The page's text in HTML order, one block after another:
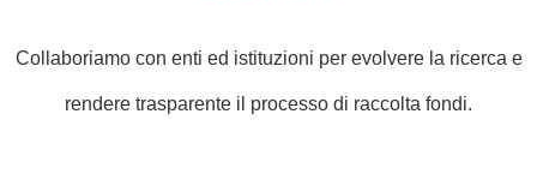
Collaboriamo con enti ed istituzioni per evolvere la ricerca e
rendere trasparente il processo di raccolta fondi.